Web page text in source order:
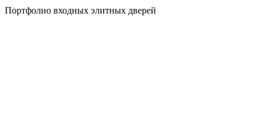
Портфолио входных элитных дверей